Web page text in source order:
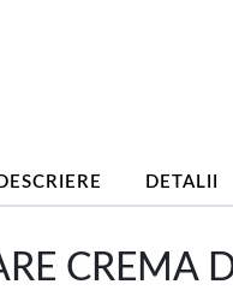
DESCRIERE DETALII
CREMA